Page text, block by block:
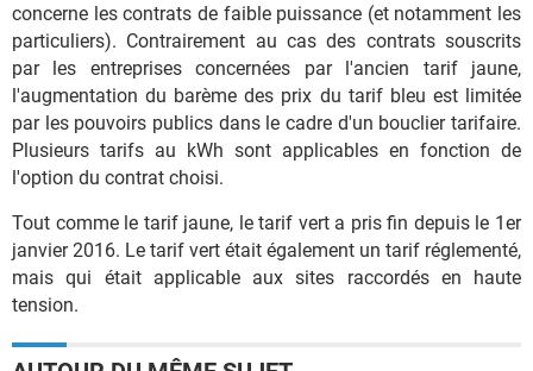
concerne les contrats de faible puissance (et notamment les
particuliers). Contrairement au cas des contrats souscrits
par les entreprises concernées par l'ancien tarif jaune,
l'augmentation du barème des prix du tarif bleu est limitée
par les pouvoirs publics dans le cadre d'un bouclier tarifaire.
Plusieurs tarifs au kWh sont applicables en fonction de
l'option du contrat choisi.
Tout comme le tarif jaune, le tarif vert a pris fin depuis le 1er
janvier 2016. Le tarif vert était également un tarif réglementé,
mais qui était applicable aux sites raccordés en haute
tension.